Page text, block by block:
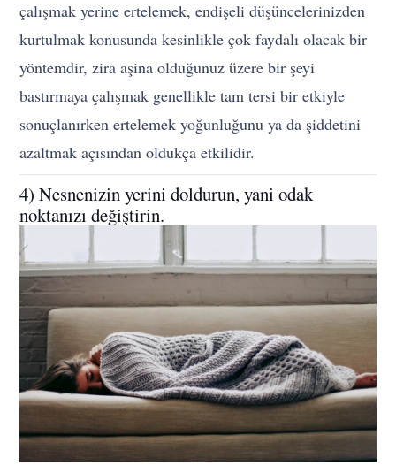
çalışmak yerine ertelemek, endişeli düşüncelerinizden
kurtulmak konusunda kesinlikle çok faydalı olacak bir
yöntemdir, zira aşina olduğunuz üzere bir şeyi
bastırmaya çalışmak genellikle tam tersi bir etkiyle
sonuçlanırken ertelemek yoğunluğunu ya da şiddetini
azaltmak açısından oldukça etkilidir.
4) Nesnenizin yerini doldurun, yani odak
noktanızı değiştirin.